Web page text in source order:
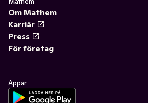
Om Mathem
Karriär
Press
För företag
Appar